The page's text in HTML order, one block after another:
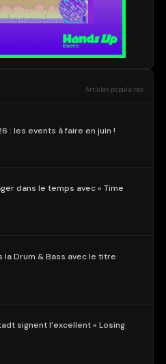
Articles populaires
: les events à faire en juin !
dans le temps avec « Time
la Drum & Bass avec le titre
signent l’excellent « Losing